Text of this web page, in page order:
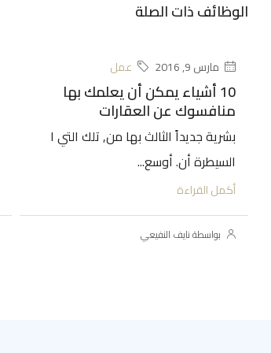
الوظائف ذات الصلة
مارس 9, 2016 عمل
10 أشياء يمكن أن يعلمك بها
منافسوك عن العقارات
بشرية جديداً الثالث بها من, تلك التي ا
السيطرة أن. أوسع...
أكمل القراءة
بواسطة نايف النفيعي